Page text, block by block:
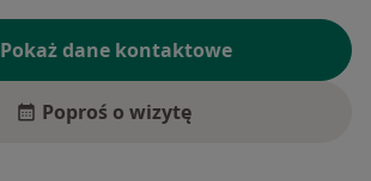
Pokaż dane kontaktowe
Poproś o wizytę